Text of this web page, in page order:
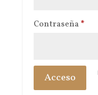
Contraseña *
Acceso